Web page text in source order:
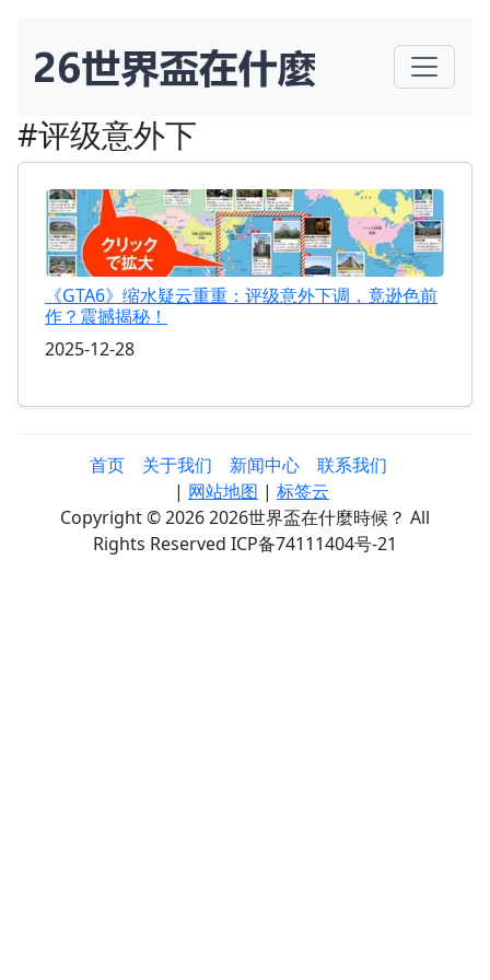
#评级意外下
《GTA6》缩水疑云重重：评级意外下调，竟逊色前
作？震撼揭秘！
2025-12-28
首页 关于我们 新闻中心
联系我们
| 网站地图 | 标签云
Copyright © 2026 2026世界盃在什麼時候？ All
Rights Reserved ICP备74111404号-21